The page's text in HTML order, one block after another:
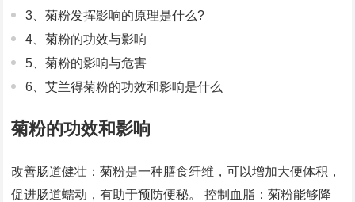
3、菊粉发挥影响的原理是什么?
4、菊粉的功效与影响
5、菊粉的影响与危害
6、艾兰得菊粉的功效和影响是什么
菊粉的功效和影响
改善肠道健壮：菊粉是一种膳食纤维，可以增加大便体积，
促进肠道蠕动，有助于预防便秘。 控制血脂：菊粉能够降